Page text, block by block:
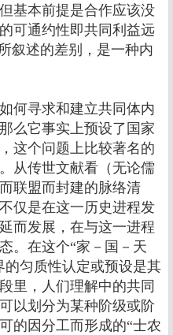
基本前提是合作应该没
可通约性即共同利益远
叙述的差别，是一种内
何寻求和建立共同体内
么它事实上预设了国家
这个问题上比较著名的
从传世文献看（无论儒
联盟而封建的脉络清
仅是在这一历史进程发
而发展，在与这一进程
。在这个“家－国－天
的匀质性认定或预设是其
里，人们理解中的共同
以划分为某种阶级或阶
的因分工而形成的“士农